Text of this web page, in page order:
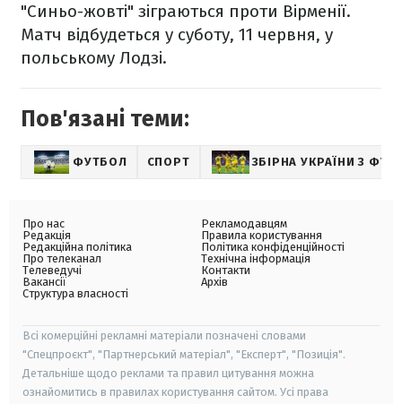
"Синьо-жовті" зіграються проти Вірменії.
Матч відбудеться у суботу, 11 червня, у
польському Лодзі.
Пов'язані теми:
ФУТБОЛ СПОРТ ЗБІРНА УКРАЇНИ З
Про нас
Редакція
Редакційна політика
Про телеканал
Телеведучі
Вакансії
Структура власності
Рекламодавцям
Правила користування
Політика конфіденційності
Технічна інформація
Контакти
Архів
Всі комерційні рекламні матеріали позначені словами
"Спецпроєкт", "Партнерський матеріал", "Експерт", "Позиція".
Детальніше щодо реклами та правил цитування можна
ознайомитись в правилах користування сайтом. Усі права